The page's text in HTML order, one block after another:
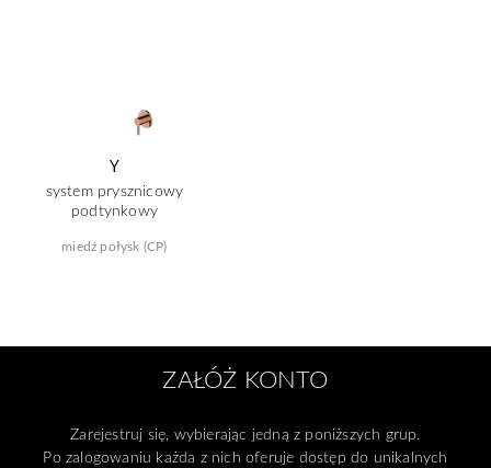
Y
system prysznicowy
podtynkowy
miedź połysk (CP)
ZAŁÓŻ KONTO
Zarejestruj się, wybierając jedną z poniższych grup.
Po zalogowaniu każda z nich oferuje dostęp do unikalnych